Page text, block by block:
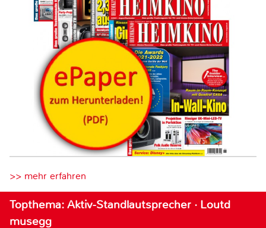
>> mehr erfahren
Topthema: Aktiv-Standlautsprecher · Loutd
musegg